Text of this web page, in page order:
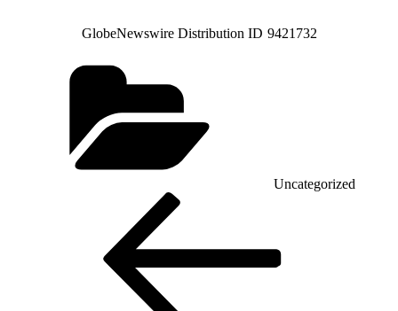
9421732
GlobeNewswire Distribution ID
Uncategorized